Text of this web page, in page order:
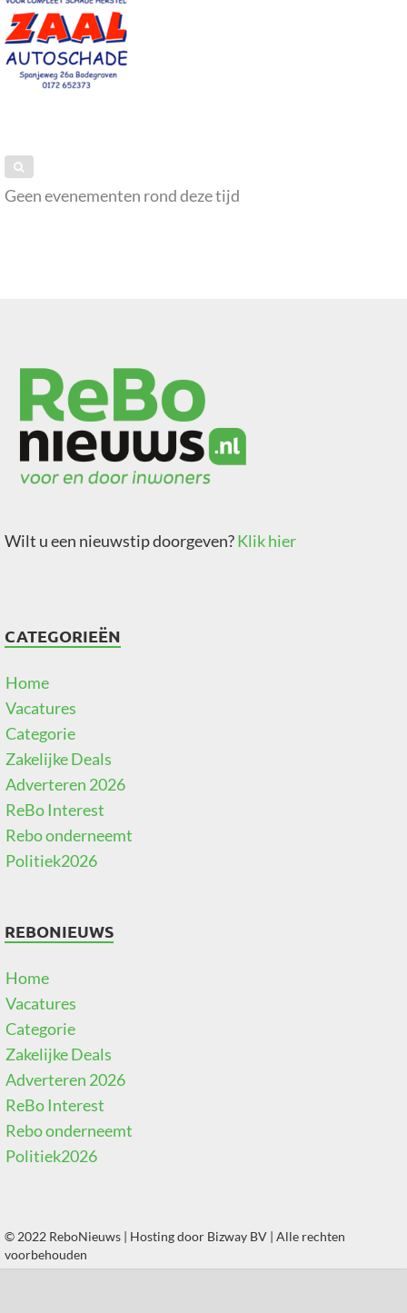
Geen evenementen rond deze tijd
Wilt u een nieuwstip doorgeven?Klik hier
CATEGORIEËN
Home
Vacatures
Categorie
Zakelijke Deals
Adverteren 2026
ReBo Interest
Rebo onderneemt
Politiek2026
REBONIEUWS
Home
Vacatures
Categorie
Zakelijke Deals
Adverteren 2026
ReBo Interest
Rebo onderneemt
Politiek2026
© 2022 ReboNieuws | Hosting door Bizway BV | Alle rechten
voorbehouden